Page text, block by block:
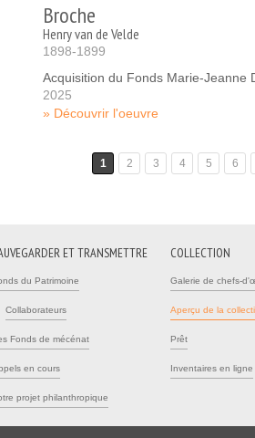
Broche
Henry van de Velde
1898-1899
Acquisition du Fonds Marie-Jeanne
2025
Découvrir l'oeuvre
1 2 3 4 5 6
ET TRANSMETTRE
du Patrimoine
Collaborateurs
Fonds de mécénat
en cours
projet philanthropique
COLLECTION
Galerie de chefs-
Aperçu de la
Prêt
Inventaires en ligne